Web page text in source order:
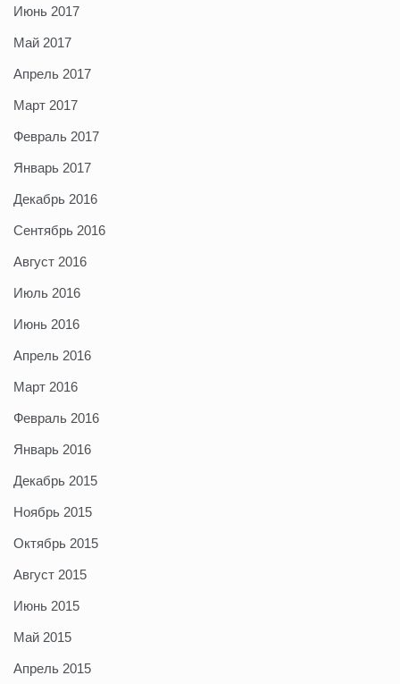
Июнь 2017
Май 2017
Апрель 2017
Март 2017
Февраль 2017
Январь 2017
Декабрь 2016
Сентябрь 2016
Август 2016
Июль 2016
Июнь 2016
Апрель 2016
Март 2016
Февраль 2016
Январь 2016
Декабрь 2015
Ноябрь 2015
Октябрь 2015
Август 2015
Июнь 2015
Май 2015
Апрель 2015